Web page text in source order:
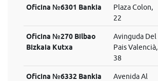
Oficina №6301 Bankia
Plaza Colon,
22
Oficina №270 Bilbao
Bizkaia Kutxa
Avinguda Del
Pais Valencià,
38
Oficina №6332 Bankia
Avenida Al